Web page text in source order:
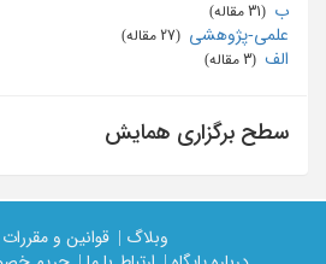
ب
علمی-پژوهشی
الف
سطح برگزاری همایش
وبلاگ | قوانین و مقررات |